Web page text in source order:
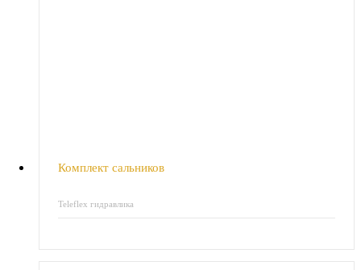
Комплект сальников
Teleflex гидравлика